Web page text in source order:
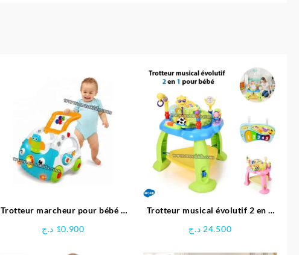
Trotteur marcheur pour bébé 3
10.900 د.ج
Trotteur musical évolutif 2 en 1
24.500 د.ج